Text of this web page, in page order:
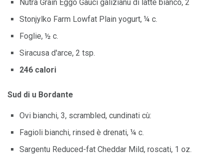
Nutra Grain Eggo Gauci galizianu di latte bianco, 2
Stonjylko Farm Lowfat Plain yogurt, ¼ c.
Foglie, ½ c.
Siracusa d'arce, 2 tsp.
246 calori
Sud di u Bordante
Ovi bianchi, 3, scrambled, cundinati cù:
Fagioli bianchi, rinsed è drenati, ¼ c.
Sargentu Reduced-fat Cheddar Mild, roscati, 1 oz.